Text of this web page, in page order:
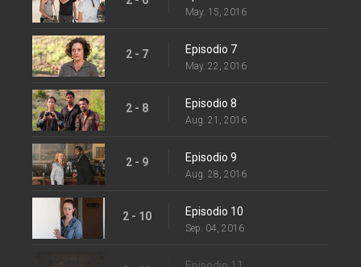
May. 15, 2016
2 - 7 Episodio 7
May. 22, 2016
2 - 8 Episodio 8
Aug. 21, 2016
2 - 9 Episodio 9
Aug. 28, 2016
2 - 10 Episodio 10
Sep. 04, 2016